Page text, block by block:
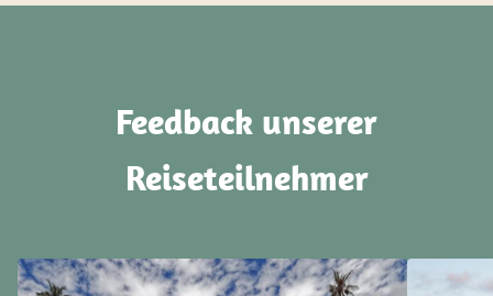
Feedback unserer
Reiseteilnehmer